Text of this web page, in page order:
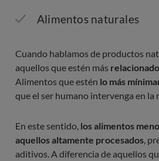
Alimentos naturales
Cuando hablamos de productos
aquellos que estén más
Alimentos que estén lo más
que el ser humano intervenga en la
En este sentido, los alimentos
aquellos altamente procesados,
aditivos. A diferencia de aquellos